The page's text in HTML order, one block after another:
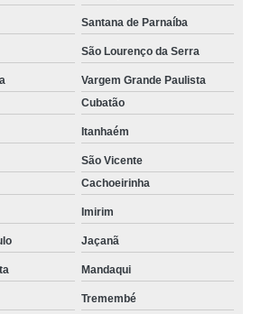
Santana de Parnaíba
São Lourenço da Serra
Vargem Grande Paulista
Cubatão
Itanhaém
São Vicente
Cachoeirinha
Imirim
Jaçanã
Mandaqui
Tremembé